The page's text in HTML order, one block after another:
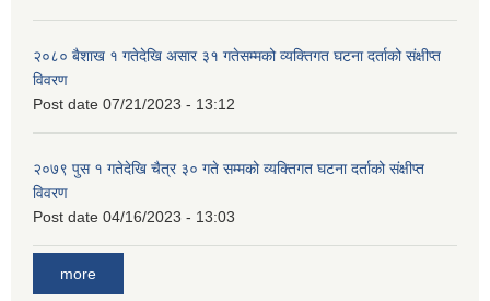
२०८० बैशाख १ गतेदेखि असार ३१ गतेसम्मको व्यक्तिगत घटना दर्ताको संक्षीप्त
विवरण
Post date 07/21/2023 - 13:12
२०७९ पुस १ गतेदेखि चैत्र ३० गते सम्मको व्यक्तिगत घटना दर्ताको संक्षीप्त
विवरण
Post date 04/16/2023 - 13:03
more